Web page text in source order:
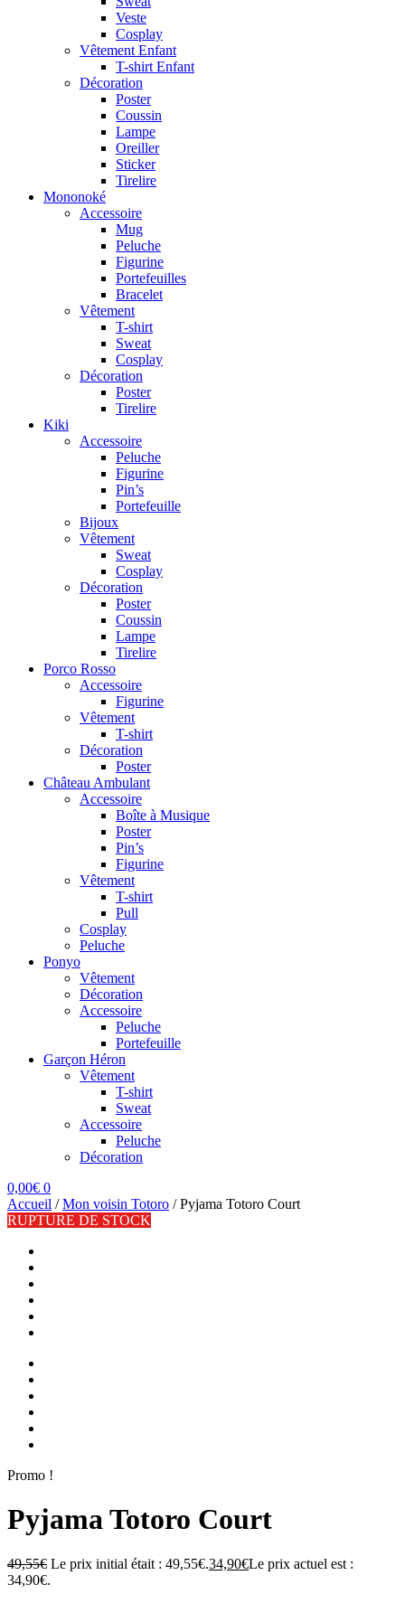
Veste
Cosplay
Vêtement Enfant
T-shirt Enfant
Décoration
Poster
Coussin
Lampe
Oreiller
Sticker
Tirelire
Mononoké
Accessoire
Mug
Peluche
Figurine
Portefeuilles
Bracelet
Vêtement
T-shirt
Sweat
Cosplay
Décoration
Poster
Tirelire
Kiki
Accessoire
Peluche
Figurine
Pin’s
Portefeuille
Bijoux
Vêtement
Sweat
Cosplay
Décoration
Poster
Coussin
Lampe
Tirelire
Porco Rosso
Accessoire
Figurine
Vêtement
T-shirt
Décoration
Poster
Château Ambulant
Accessoire
Boîte à Musique
Poster
Pin’s
Figurine
Vêtement
T-shirt
Pull
Cosplay
Peluche
Ponyo
Vêtement
Décoration
Accessoire
Peluche
Portefeuille
Garçon Héron
Vêtement
T-shirt
Sweat
Accessoire
Peluche
Décoration
0,00€ 0
Accueil /Mon voisin Totoro /Pyjama Totoro Court
RUPTURE DE STOCK
Promo !
Pyjama Totoro Court
49,55€ Le prix initial était : 49,55€.34,90€Le prix actuel est :
34,90€.